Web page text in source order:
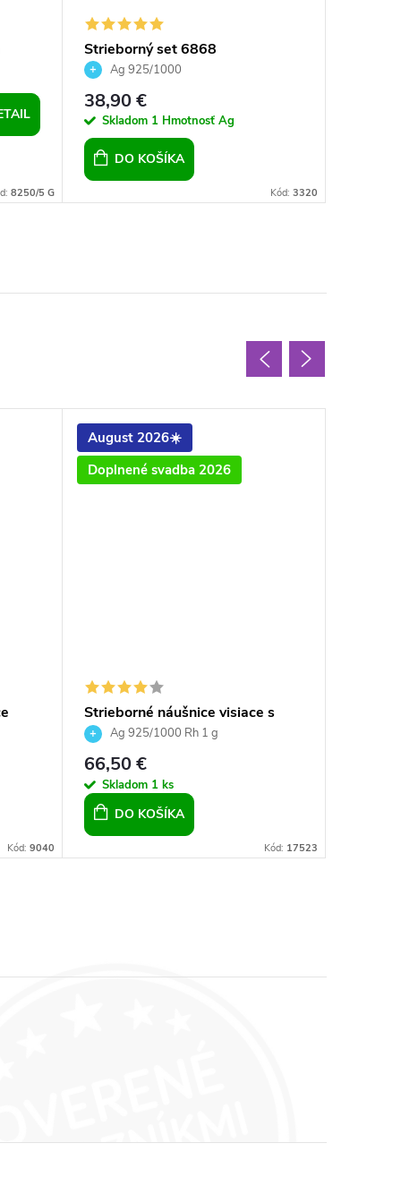
8250/5 G
Strieborný set 6868
Ag 925/1000
38,90 €
Skladom 1 Hmotnosť Ag
DO KOŠÍKA
Kód: 3320
Kód: 9040
August 2026☀️
Doplnené svadba 2026
Strieborné náušnice visiace s
krištáľmi Swarovski kvety crystal
číre
Ag 925/1000 Rh 1 g
66,50 €
Skladom 1 ks
DO KOŠÍKA
Kód: 17523